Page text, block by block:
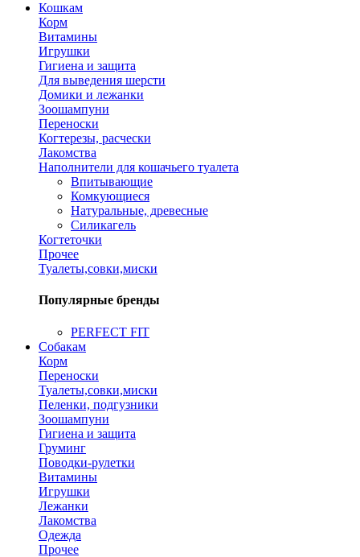
Кошкам
Корм
Витамины
Игрушки
Гигиена и защита
Для выведения шерсти
Домики и лежанки
Зоошампуни
Переноски
Когтерезы, расчески
Лакомства
Наполнители для кошачьего туалета
Впитывающие
Комкующиеся
Натуральные, древесные
Силикагель
Когтеточки
Прочее
Туалеты,совки,миски
Популярные бренды
PERFECT FIT
Собакам
Корм
Переноски
Туалеты,совки,миски
Пеленки, подгузники
Зоошампуни
Гигиена и защита
Груминг
Поводки-рулетки
Витамины
Игрушки
Лежанки
Лакомства
Одежда
Прочее